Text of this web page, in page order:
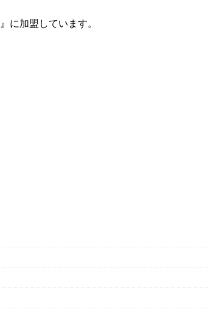
』に加盟しています。